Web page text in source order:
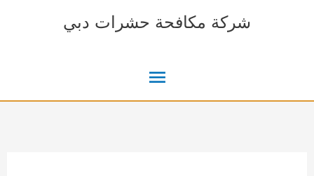
شركة مكافحة حشرات دبي
القائمة